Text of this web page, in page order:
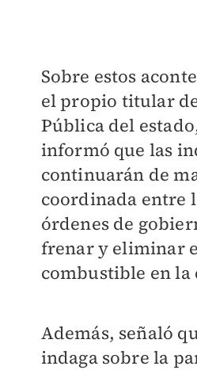
Sobre estos
el propio titular
Pública del
informó que las
continuarán de
coordinada entre
órdenes de
frenar y eliminar
combustible en la
Además, señaló
indaga sobre la